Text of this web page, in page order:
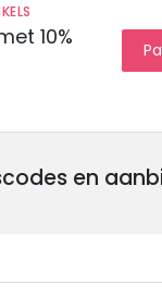
10%
en